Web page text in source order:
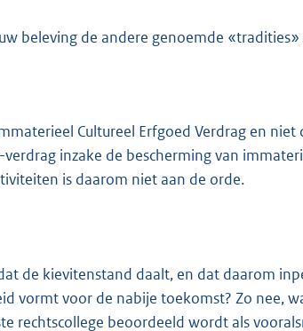
beleving de andere genoemde «tradities»
Cultureel Erfgoed Verdrag en
inzake de bescherming van
is daarom niet aan de orde.
de kievitenstand daalt, en dat daarom
vormt voor de nabije toekomst? Zo nee,
rechtscollege beoordeeld wordt als